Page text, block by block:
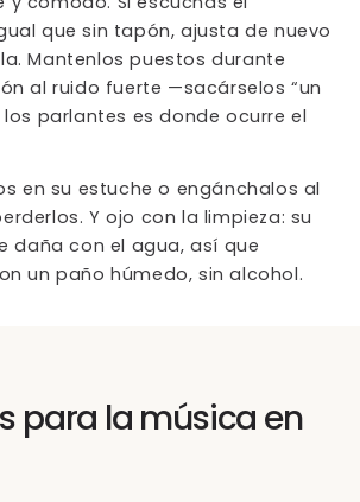
que sin tapón, ajusta de nuevo
Mantenlos puestos durante
al ruido fuerte —sacárselos “un
parlantes es donde ocurre el
en su estuche o engánchalos al
Y ojo con la limpieza: su
daña con el agua, así que
un paño húmedo, sin alcohol.
para la música en